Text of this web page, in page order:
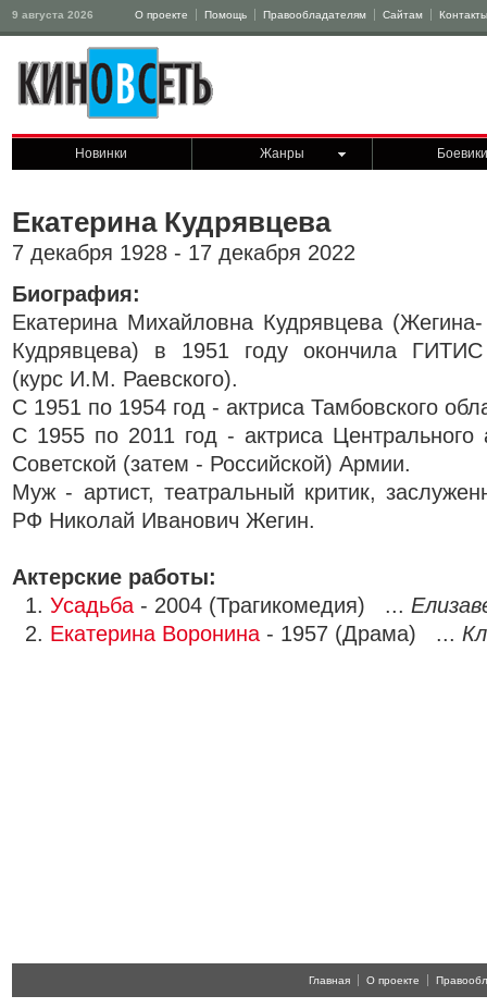
9 августа 2026 О проекте Помощь Правообладателям Сайтам Контакты
Новинки Жанры Боевики
Екатерина Кудрявцева
7 декабря 1928 - 17 декабря 2022
Биография:
Екатерина Михайловна Кудрявцева (Жегина-
Кудрявцева) в 1951 году окончила ГИТИС
(курс И.М. Раевского).
С 1951 по 1954 год - актриса Тамбовского
С 1955 по 2011 год - актриса Центрального
Советской (затем - Российской) Армии.
Муж - артист, театральный критик,
РФ Николай Иванович Жегин.
Актерские работы:
1. Усадьба - 2004 (Трагикомедия) ...
2. Екатерина Воронина - 1957 (Драма) ...
Главная О проекте